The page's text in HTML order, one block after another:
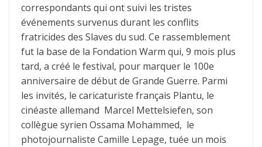
correspondants qui ont suivi les tristes
événements survenus durant les conflits
fratricides des Slaves du sud. Ce rassemblement
fut la base de la Fondation Warm qui, 9 mois plus
tard, a créé le festival, pour marquer le 100e
anniversaire de début de Grande Guerre. Parmi
les invités, le caricaturiste français Plantu, le
cinéaste allemand Marcel Mettelsiefen, son
collègue syrien Ossama Mohammed, le
photojournaliste Camille Lepage, tuée un mois